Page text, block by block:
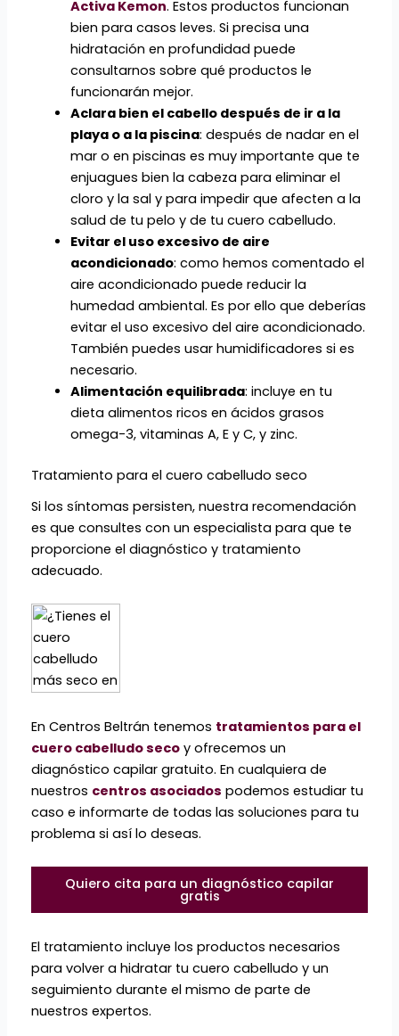
Activa Kemon. Estos productos funcionan
bien para casos leves. Si precisa una
hidratación en profundidad puede
consultarnos sobre qué productos le
funcionarán mejor.
Aclara bien el cabello después de ir a la
playa o a la piscina: después de nadar en el
mar o en piscinas es muy importante que te
enjuagues bien la cabeza para eliminar el
cloro y la sal y para impedir que afecten a la
salud de tu pelo y de tu cuero cabelludo.
Evitar el uso excesivo de aire
acondicionado: como hemos comentado el
aire acondicionado puede reducir la
humedad ambiental. Es por ello que deberías
evitar el uso excesivo del aire acondicionado.
También puedes usar humidificadores si es
necesario.
Alimentación equilibrada: incluye en tu
dieta alimentos ricos en ácidos grasos
omega-3, vitaminas A, E y C, y zinc.
Tratamiento para el cuero cabelludo seco
Si los síntomas persisten, nuestra recomendación
es que consultes con un especialista para que te
proporcione el diagnóstico y tratamiento
adecuado.
En Centros Beltrán tenemos tratamientos para el
cuero cabelludo seco y ofrecemos un
diagnóstico capilar gratuito. En cualquiera de
nuestros centros asociados podemos estudiar tu
caso e informarte de todas las soluciones para tu
problema si así lo deseas.
Quiero cita para un diagnóstico capilar
gratis
El tratamiento incluye los productos necesarios
para volver a hidratar tu cuero cabelludo y un
seguimiento durante el mismo de parte de
nuestros expertos.